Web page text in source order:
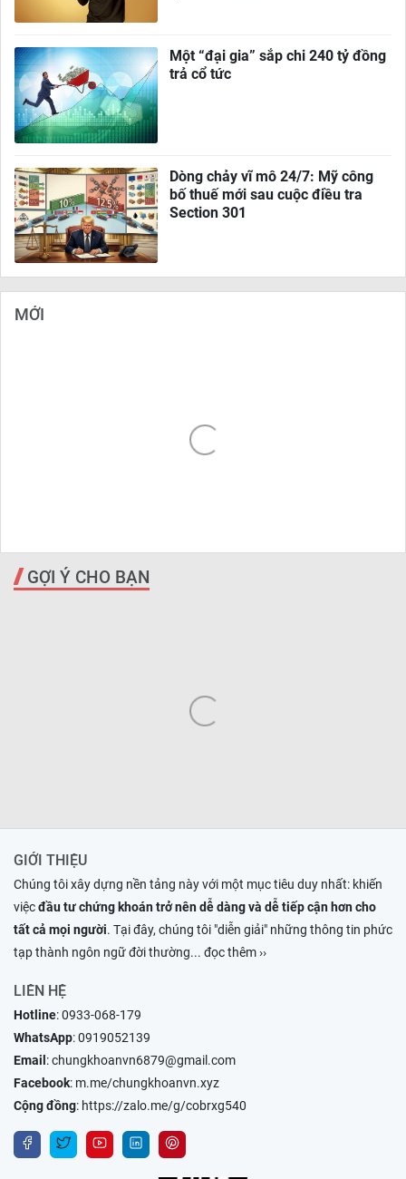
Một “đại gia” sắp chi 240 tỷ đồng
trả cổ tức
Dòng chảy vĩ mô 24/7: Mỹ công
bố thuế mới sau cuộc điều tra
Section 301
MỚI
GỢI Ý CHO BẠN
GIỚI THIỆU
Chúng tôi xây dựng nền tảng này với một mục tiêu duy nhất: khiến
việcđầu tư chứng khoán trở nên dễ dàng và dễ tiếp cận hơn cho
tất cả mọi người. Tại đây, chúng tôi "diễn giải" những thông tin phức
tạp thành ngôn ngữ đời thường... đọc thêm ››
LIÊN HỆ
Hotline:0933-068-179
WhatsApp:0919052139
Email :chungkhoanvn6879@gmail.com
Facebook: m.me/chungkhoanvn.xyz
Cộng đồng: https://zalo.me/g/cobrxg540